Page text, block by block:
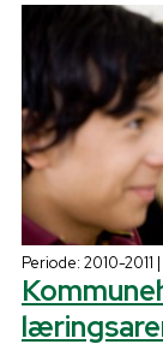
Periode: 2010-